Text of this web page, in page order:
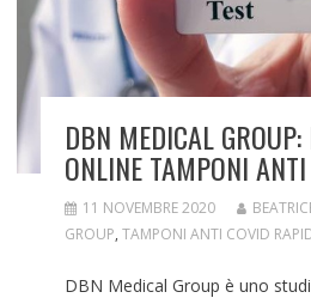
DBN MEDICAL GROUP:
ONLINE TAMPONI
11 NOVEMBRE 2020
GROUP, TAMPONI ANTI COVID
DBN Medical Group è uno